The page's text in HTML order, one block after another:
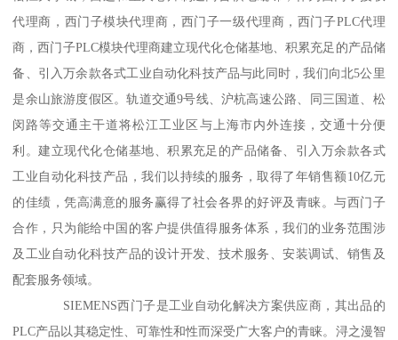
代理商，西门子模块代理商，西门子一级代理商，西门子PLC代理
商，西门子PLC模块代理商建立现代化仓储基地、积累充足的产品储
备、引入万余款各式工业自动化科技产品与此同时，我们向北5公里
是余山旅游度假区。轨道交通9号线、沪杭高速公路、同三国道、松
闵路等交通主干道将松江工业区与上海市内外连接，交通十分便
利。建立现代化仓储基地、积累充足的产品储备、引入万余款各式
工业自动化科技产品，我们以持续的服务，取得了年销售额10亿元
的佳绩，凭高满意的服务赢得了社会各界的好评及青睐。与西门子
合作，只为能给中国的客户提供值得服务体系，我们的业务范围涉
及工业自动化科技产品的设计开发、技术服务、安装调试、销售及
配套服务领域。
SIEMENS西门子是工业自动化解决方案供应商，其出品的
PLC产品以其稳定性、可靠性和性而深受广大客户的青睐。浔之漫智